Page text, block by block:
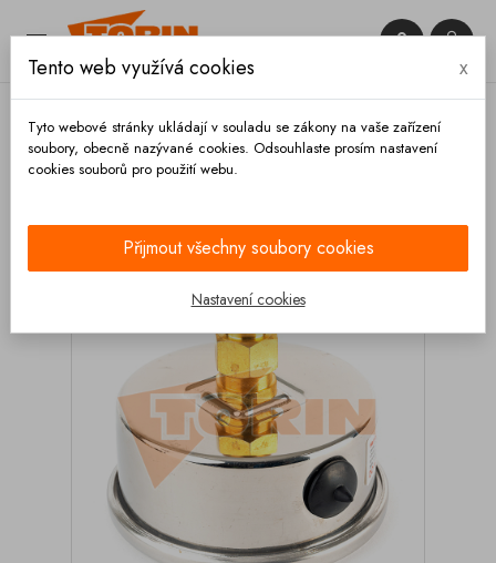
 

Tento web využívá cookies x
Tyto webové stránky ukládají v souladu se zákony na vaše zařízení
soubory, obecně nazývané cookies. Odsouhlaste prosím nastavení
cookies souborů pro použití webu.
Přijmout všechny soubory cookies
Nastavení cookies